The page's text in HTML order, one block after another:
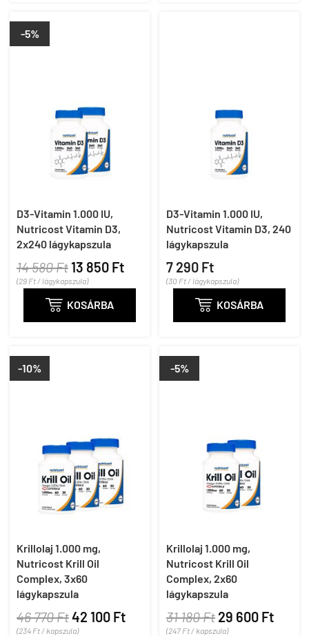
-5%
D3-Vitamin 1.000 IU,
Nutricost Vitamin D3,
2x240 lágykapszula
14 580 Ft 13 850 Ft
(29 Ft / lágykapszula)
 KOSÁRBA
D3-Vitamin 1.000 IU,
Nutricost Vitamin D3, 240
lágykapszula
7 290 Ft
(30 Ft / lágykapszula)
 KOSÁRBA
-10%
Krillolaj 1.000 mg,
Nutricost Krill Oil
Complex, 3x60
lágykapszula
46 770 Ft42 100 Ft
(234 Ft / kapszula)
-5%
Krillolaj 1.000 mg,
Nutricost Krill Oil
Complex, 2x60
lágykapszula
31 180 Ft 29 600 Ft
(247 Ft / kapszula)